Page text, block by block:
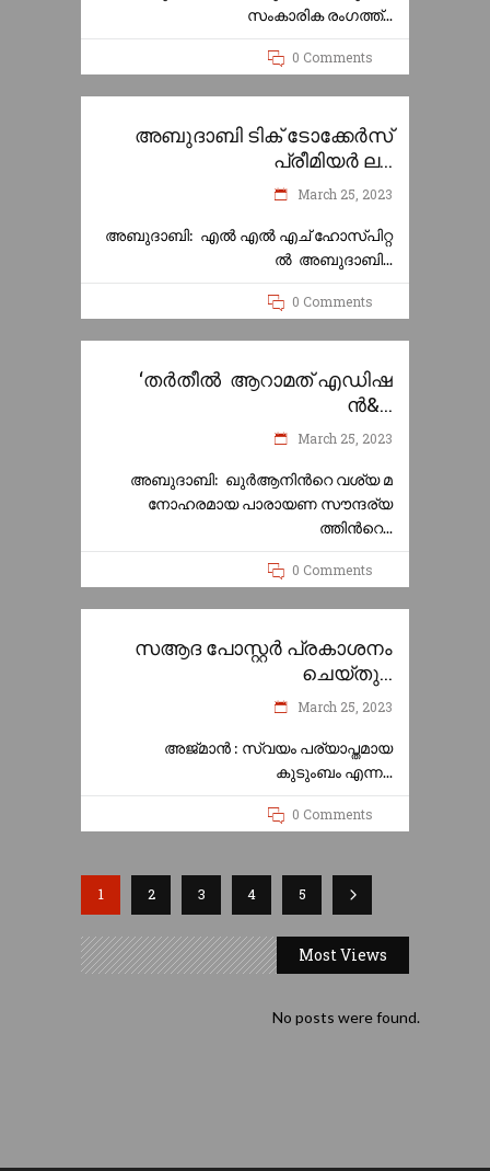
സംകാരിക രംഗത്ത്
0 Comments
അബുദാബി ടിക് ടോക്കേർസ്
പ്രീമിയർ ല...
March 25, 2023
അബുദാബി: എൽ എൽ എച് ഹോസ്പിറ്റ
ൽ അബുദാബി
0 Comments
‘തര്‍തീല്‍ ആറാമത് എഡിഷ
ന്‍&...
March 25, 2023
അബുദാബി: ഖുര്‍ആനിന്‍റെ വശ്യ മ
നോഹരമായ പാരായണ സൗന്ദര്യ
ത്തിന്‍റെ
0 Comments
സആദ പോസ്റ്റർ പ്രകാശനം
ചെയ്തു...
March 25, 2023
അജ്‌മാൻ : സ്വയം പര്യാപ്തമായ
കുടുംബം എന്ന
0 Comments
1 2 3 4 5
Most Views
No posts were found.